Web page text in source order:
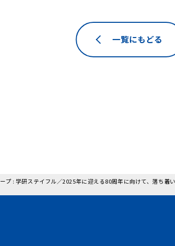
一覧にもどる
プ : 学研ステイフル／2025年に迎える80周年に向けて、落ち